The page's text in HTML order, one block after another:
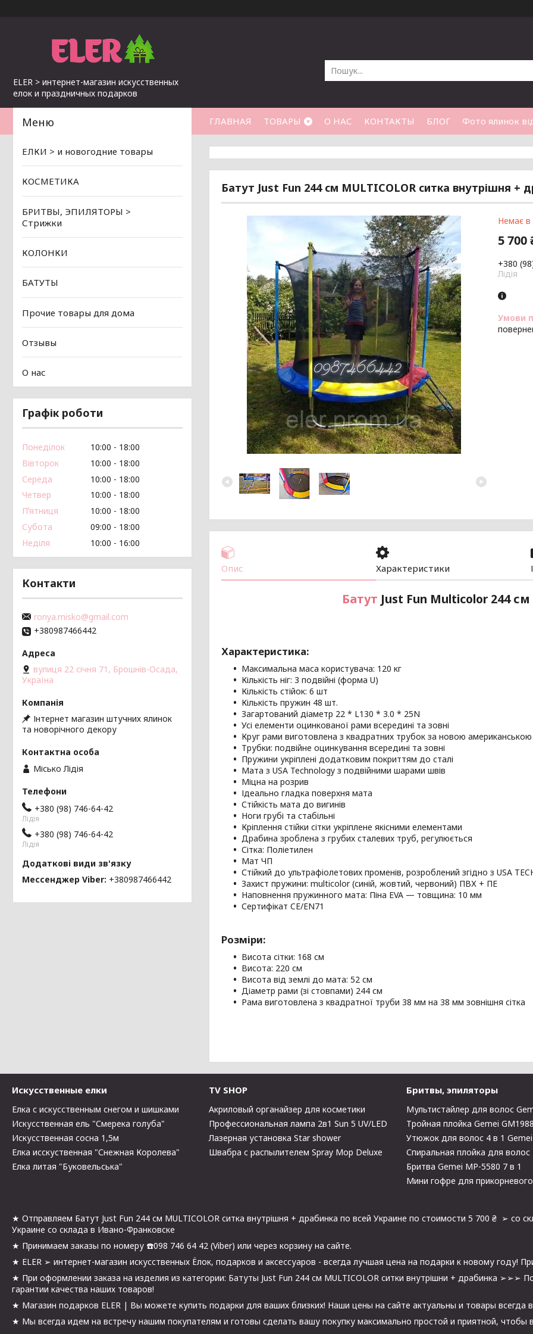
ELER > интернет-магазин искусственных
елок и праздничных подарков
ГЛАВНАЯ ТОВАРЫ О НАС КОНТАКТЫ БЛОГ Фото ялинок
Батут Just Fun 244 см MULTICOLOR ситка внутрішня +
Немає в
5 700
+380
Лідія
Опис Характеристики
Батут Just Fun Multicolor 244 см
Характеристика:
Максимальна маса користувача: 120 кг
Кількість ніг: 3 подвійні (форма U)
Кількість стійок: 6 шт
Кількість пружин 48 шт.
Загартований діаметр 22 * L130 * 3.0 * 25N
Усі елементи оцинкованої рами всередині та зовні
Круг рами виготовлена з квадратних трубок за новою американською
Трубки: подвійне оцинкування всередині та зовні
Пружини укріплені додатковим покриттям до сталі
Мата з USA Technology з подвійними шарами швів
Міцна на розрив
Ідеально гладка поверхня мата
Стійкість мата до вигинів
Ноги грубі та стабільні
Кріплення стійки сітки укріплене якісними елементами
Драбина зроблена з грубих сталевих труб, регулюється
Сітка: Поліетилен
Мат ЧП
Стійкий до ультрафіолетових променів, розроблений згідно з USA
Захист пружини: multicolor (синій, жовтий, червоний) ПВХ + ПЕ
Наповнення пружинного мата: Піна EVA — товщина: 10 мм
Сертифікат CE/EN71
Розміри:
Висота сітки: 168 см
Висота: 220 см
Висота від землі до мата: 52 см
Діаметр рами (зі стовпами) 244 см
Рама виготовлена з квадратної труби 38 мм на 38 мм зовнішня сітка
ЕЛКИ > и новогодние товары
КОСМЕТИКА
БРИТВЫ, ЭПИЛЯТОРЫ >
Стрижки
КОЛОНКИ
БАТУТЫ
Прочие товары для дома
Отзывы
О нас
Графік роботи
Понеділок 10:00
18:00
Вівторок
10:00
18:00
Середа
10:00
18:00
Четвер
10:00
18:00
Пʼятниця
10:00
18:00
Субота
09:00
18:00
Неділя
10:00 16:00
Контакти
ronya.misko@gmail.com
+380987466442
вулиця 22 січня 71, Брошнів-Осада,
Україна
Інтернет магазин штучних ялинок
та новорічного декору
Місько Лідія
+380 (98) 746-64-42
Лідія
+380 (98) 746-64-42
Лідія
Мессенджер Viber +380987466442
Искусственные елки
Елка с искусственным снегом и шишками
Искусственная ель "Смерека голуба"
Искусственная сосна 1,5м
Елка исскуственная "Снежная Королева"
Елка литая "Буковельська"
TV SHOP
Акриловый органайзер для косметики
Профессиональная лампа 2в1 Sun 5 UV/LED
Лазерная установка Star shower
Швабра с распылителем Spray Mop Deluxe
Бритвы, эпиляторы
Мультистайлер для волос
Тройная плойка Gemei GM1988
Утюжок для волос 4 в 1
Спиральная плойка для волос
Бритва Gemei MP-5580 7 в 1
Мини гофре для
★ Отправляем Батут Just Fun 244 см MULTICOLOR ситка внутрішня + драбинка по всей Украине по стоимости 5 700 ₴ ➢ со
Украине со склада в Ивано-Франковске
★ Принимаем заказы по номеру ☎️098 746 64 42 (Viber) или через корзину на сайте.
★ ELER ➢ интернет-магазин искусственных Ёлок, подарков и аксессуаров - всегда лучшая цена на подарки к новому году!
★ При оформлении заказа на изделия из категории: Батуты Just Fun 244 см MULTICOLOR ситки внутрішни + драбинка ➢➢➢
гарантии качества наших товаров!
★ Магазин подарков ELER | Вы можете купить подарки для ваших близких! Наши цены на сайте актуальны и товары всегда
★ Мы всегда идем на встречу нашим покупателям и готовы сделать вашу покупку максимально простой и приятной, чтобы